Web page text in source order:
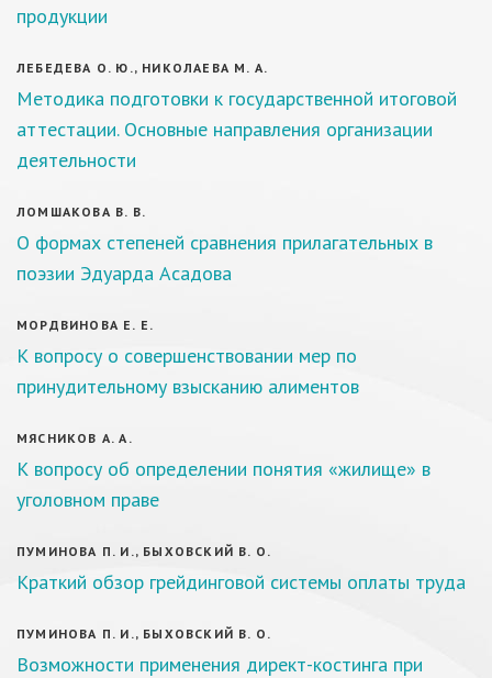
продукции
ЛЕБЕДЕВА О. Ю., НИКОЛАЕВА М. А.
Методика подготовки к государственной итоговой
аттестации. Основные направления организации
деятельности
ЛОМШАКОВА В. В.
О формах степеней сравнения прилагательных в
поэзии Эдуарда Асадова
МОРДВИНОВА Е. Е.
К вопросу о совершенствовании мер по
принудительному взысканию алиментов
МЯСНИКОВ А. А.
К вопросу об определении понятия «жилище» в
уголовном праве
ПУМИНОВА П. И., БЫХОВСКИЙ В. О.
Краткий обзор грейдинговой системы оплаты труда
ПУМИНОВА П. И., БЫХОВСКИЙ В. О.
Возможности применения директ-костинга при